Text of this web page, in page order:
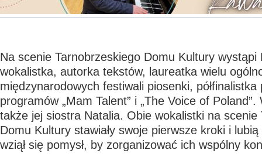
Na scenie Tarnobrzeskiego Domu Kultury wystąpi
wokalistka, autorka tekstów, laureatka wielu
międzynarodowych festiwali piosenki, półfinalistka
programów „Mam Talent” i „The Voice of
także jej siostra Natalia. Obie wokalistki na scenie
Domu Kultury stawiały swoje pierwsze kroki i
wziął się pomysł, by zorganizować ich wspólny